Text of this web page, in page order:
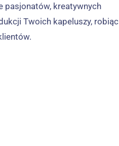
pasjonatów, kreatywnych
Twoich kapeluszy, robiąc